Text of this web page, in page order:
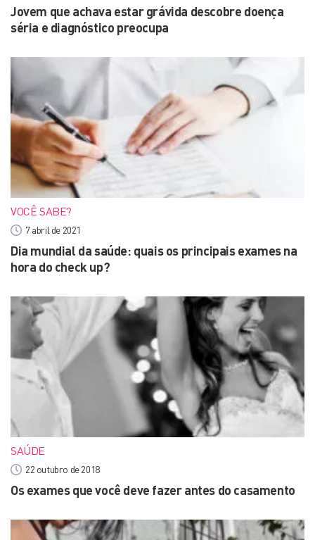
Jovem que achava estar grávida descobre doença
séria e diagnóstico preocupa
VOCÊ SABE?
7 abril de 2021
Dia mundial da saúde: quais os principais exames na
hora do check up?
SAÚDE
22 outubro de 2018
Os exames que você deve fazer antes do casamento